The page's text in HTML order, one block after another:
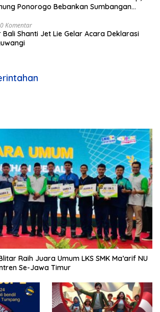
Ponorogo Bebankan Sumbangan
0 Komentar
Bali Shanti Jet Lie Gelar Acara Deklarasi
Raih Juara Umum LKS SMK Ma’arif NU
Se-Jawa Timur